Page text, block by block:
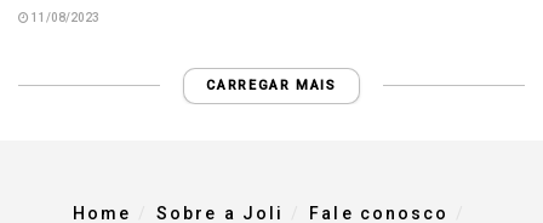
11/08/2023
CARREGAR MAIS
Home Sobre a Joli Fale conosco